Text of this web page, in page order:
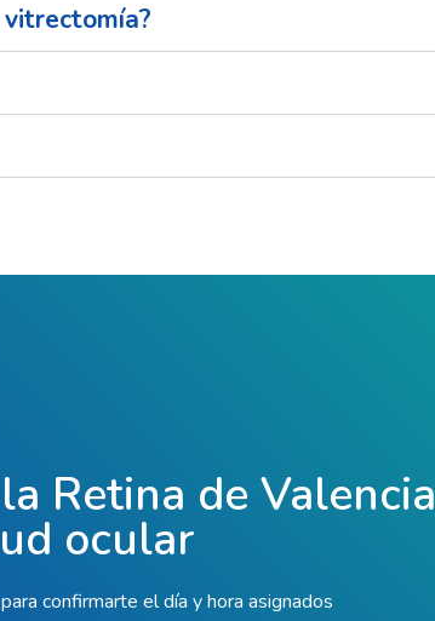
Retina de Valencia
ocular
confirmarte el día y hora asignados